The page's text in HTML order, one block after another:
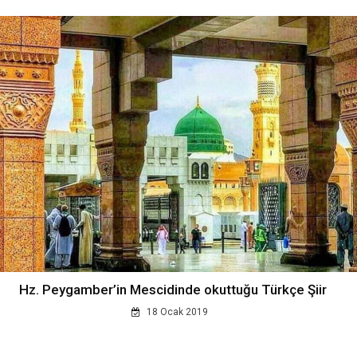
Hz. Peygamber’in Mescidinde okuttuğu Türkçe Şiir
18 Ocak 2019